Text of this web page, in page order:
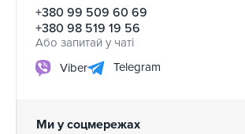
+380 99 509 60 69
+380 98 519 19 56
Або запитай у чаті
Viber
Telegram
Ми у соцмережах